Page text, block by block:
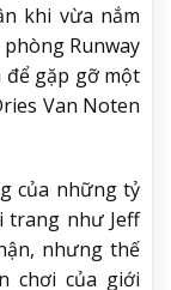
khi vừa nắm
Runway
để gặp gỡ một
Van Noten
của những tỷ
trang như Jeff
nhưng thế
chơi của giới